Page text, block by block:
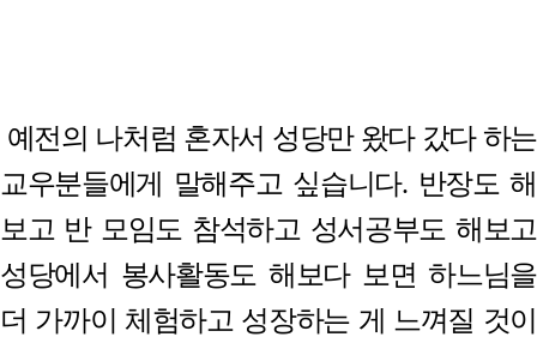
예전의 나처럼 혼자서 성당만 왔다 갔다 하는
교우분들에게 말해주고 싶습니다. 반장도 해
보고 반 모임도 참석하고 성서공부도 해보고
성당에서 봉사활동도 해보다 보면 하느님을
더 가까이 체험하고 성장하는 게 느껴질 것이